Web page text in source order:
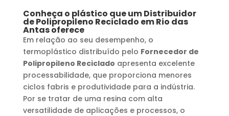
Conheça o plástico que umDistribuidor
de Polipropileno Reciclado emRio das
Antasoferece
Em relação ao seu desempenho, o
termoplástico distribuído pelo Fornecedor de
Polipropileno Reciclado apresenta excelente
processabilidade, que proporciona menores
ciclos fabris e produtividade para a indústria.
Por se tratar de uma resina com alta
versatilidade de aplicações e processos, o